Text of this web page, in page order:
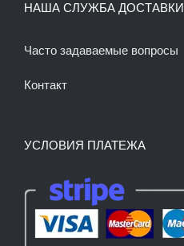
НАША СЛУЖБА ДОСТАВКИ
Часто задаваемые вопросы
Контакт
УСЛОВИЯ ПЛАТЕЖА